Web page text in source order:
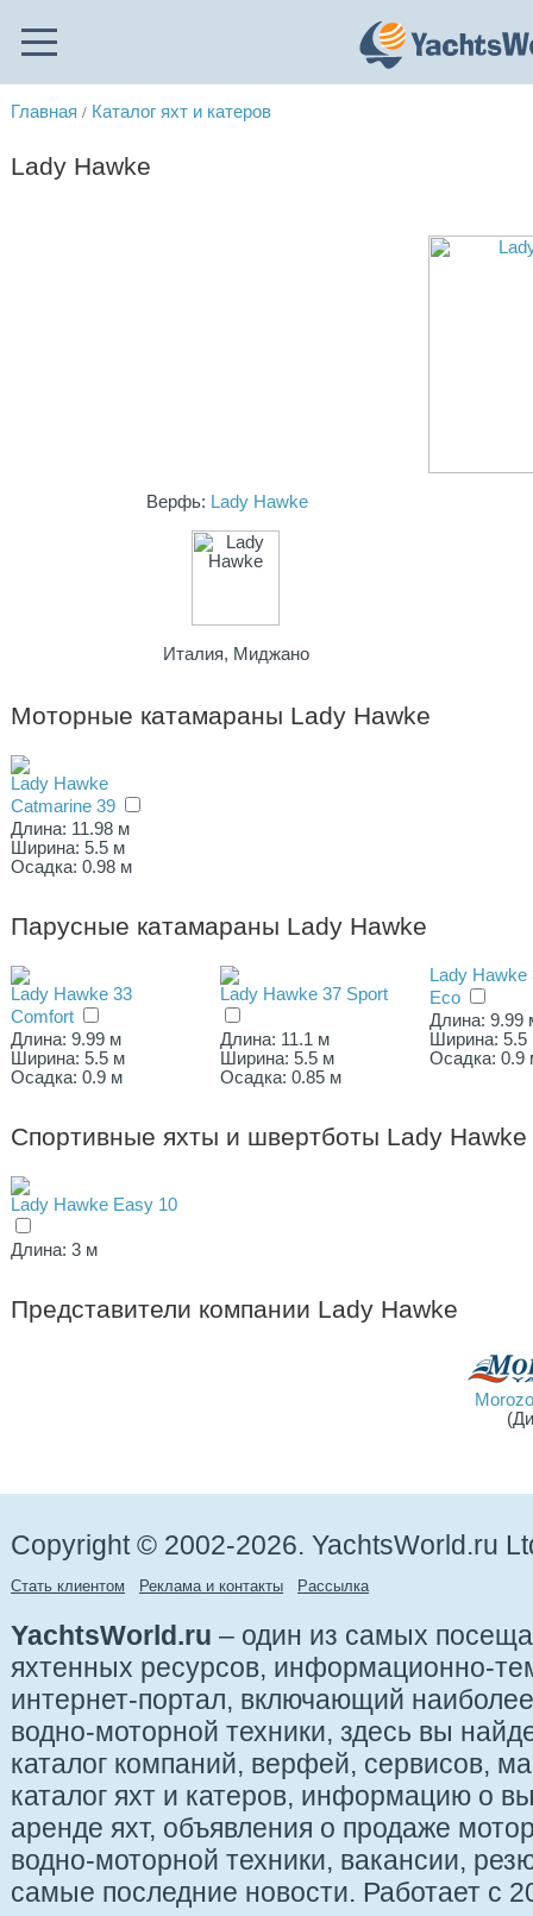
Главная / Каталог яхт и катеров
Lady Hawke
Верфь: Lady Hawke
Италия, Миджано
Моторные катамараны Lady Hawke
Lady Hawke
Catmarine 39
Длина: 11.98 м
Ширина: 5.5 м
Осадка: 0.98 м
Парусные катамараны Lady Hawke
Lady Hawke 33
Comfort
Длина: 9.99 м
Ширина: 5.5 м
Осадка: 0.9 м
Lady Hawke 37 Sport
Длина: 11.1 м
Ширина: 5.5 м
Осадка: 0.85 м
Lady
Eco
Длина: 9.99
Ширина: 5.5
Осадка: 0.9
Спортивные яхты и швертботы Lady Hawke
Lady Hawke Easy 10
Длина: 3 м
Представители компании Lady Hawke
Copyright © 2002-2026. YachtsWorld.ru
Стать клиентом Реклама и контакты Рассылка
YachtsWorld.ru – один из самых
яхтенных ресурсов, информационно-
интернет-портал, включающий
водно-моторной техники, здесь вы
каталог компаний, верфей, сервисов,
каталог яхт и катеров, информацию о
аренде яхт, объявления о продаже
водно-моторной техники, вакансии,
самые последние новости. Работает с